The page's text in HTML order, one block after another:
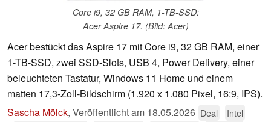
Core i9, 32 GB RAM, 1-TB-SSD:
Acer Aspire 17. (Bild: Acer)
Acer bestückt das Aspire 17 mit Core i9, 32 GB RAM, einer
1-TB-SSD, zwei SSD-Slots, USB 4, Power Delivery, einer
beleuchteten Tastatur, Windows 11 Home und einem
matten 17,3-Zoll-Bildschirm (1.920 x 1.080 Pixel, 16:9, IPS).
Sascha Mölck, Veröffentlicht am 18.05.2026 Deal
Intel